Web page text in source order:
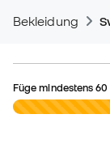
Bekleidung
Füge mindestens60
0,00 €